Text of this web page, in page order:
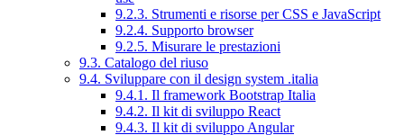
9.2.3. Strumenti e risorse per CSS e JavaScript
9.2.4. Supporto browser
9.2.5. Misurare le prestazioni
9.3. Catalogo del riuso
9.4. Sviluppare con il design system .italia
9.4.1. Il framework Bootstrap Italia
9.4.2. Il kit di sviluppo React
9.4.3. Il kit di sviluppo Angular